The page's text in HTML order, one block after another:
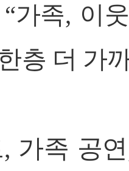
“가족, 이
층 더 가
가족 공